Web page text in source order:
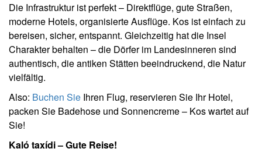
Die Infrastruktur ist perfekt – Direktflüge, gute Straßen,
moderne Hotels, organisierte Ausflüge. Kos ist einfach zu
bereisen, sicher, entspannt. Gleichzeitig hat die Insel
Charakter behalten – die Dörfer im Landesinneren sind
authentisch, die antiken Stätten beeindruckend, die Natur
vielfältig.
Also: Buchen Sie Ihren Flug, reservieren Sie Ihr Hotel,
packen Sie Badehose und Sonnencreme – Kos wartet auf
Sie!
Kaló taxídi – Gute Reise!